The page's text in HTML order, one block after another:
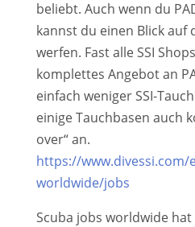
beliebt. Auch wenn du
kannst du einen Blick auf
werfen. Fast alle SSI
komplettes Angebot an
einfach weniger SSI-
einige Tauchbasen auch
over“ an.
https://www.divessi.com/
worldwide/jobs
Scuba jobs worldwide